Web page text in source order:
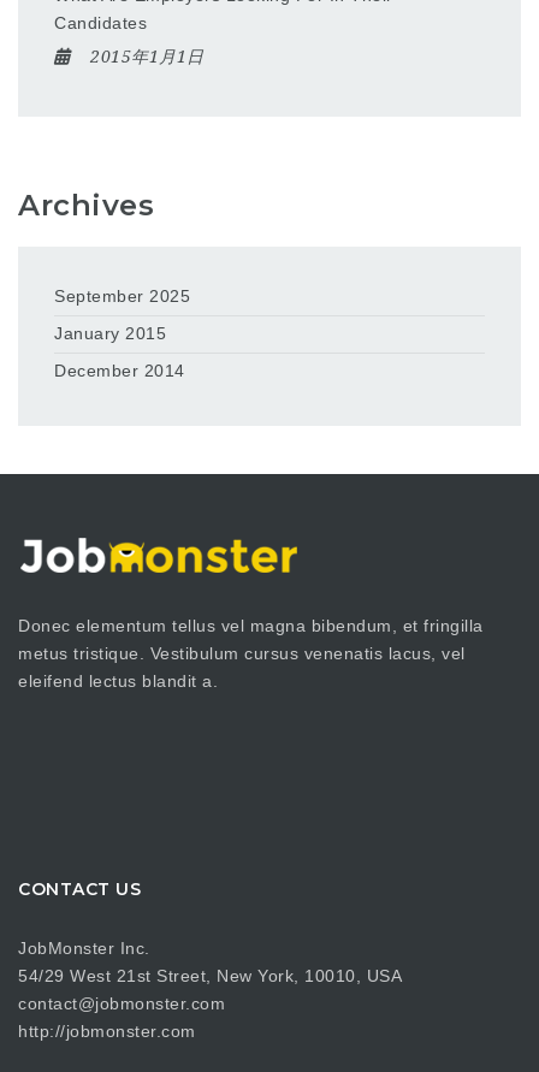
Candidates
2015年1月1日
Archives
September 2025
January 2015
December 2014
Donec elementum tellus vel magna bibendum, et fringilla
metus tristique. Vestibulum cursus venenatis lacus, vel
eleifend lectus blandit a.
CONTACT US
JobMonster Inc.
54/29 West 21st Street, New York, 10010, USA
contact@jobmonster.com
http://jobmonster.com